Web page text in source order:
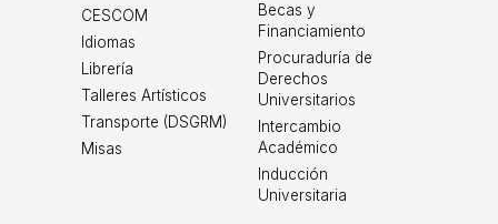
CESCOM
Idiomas
Librería
Talleres Artísticos
Transporte (DSGRM)
Misas
Becas y
Financiamiento
Procuraduría de
Derechos
Universitarios
Intercambio
Académico
Inducción
Universitaria